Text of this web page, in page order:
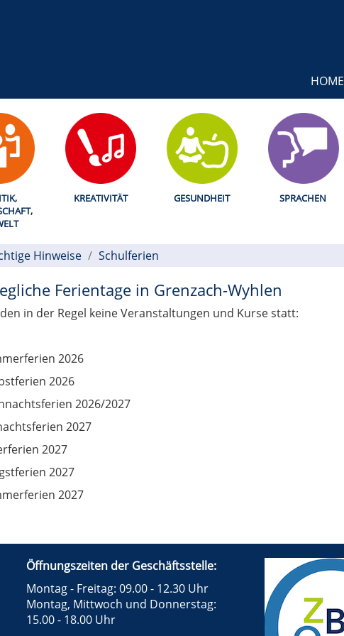
HOME
KREATIVITÄT GESUNDHEIT SPRACHEN
Hinweise Schulferien
Ferientage in Grenzach-Wyhlen
in der Regel keine Veranstaltungen und Kurse statt:
2026
2026
2026/2027
2027
2027
2027
2027
Öffnungszeiten der Geschäftsstelle:
Montag - Freitag: 09.00 - 12.30 Uhr
Montag, Mittwoch und Donnerstag:
15.00 - 18.00 Uhr